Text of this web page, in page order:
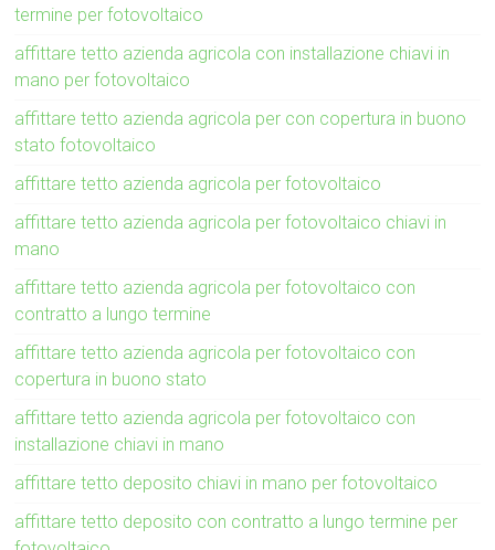
termine per fotovoltaico
affittare tetto azienda agricola con installazione chiavi in
mano per fotovoltaico
affittare tetto azienda agricola per con copertura in buono
stato fotovoltaico
affittare tetto azienda agricola per fotovoltaico
affittare tetto azienda agricola per fotovoltaico chiavi in
mano
affittare tetto azienda agricola per fotovoltaico con
contratto a lungo termine
affittare tetto azienda agricola per fotovoltaico con
copertura in buono stato
affittare tetto azienda agricola per fotovoltaico con
installazione chiavi in mano
affittare tetto deposito chiavi in mano per fotovoltaico
affittare tetto deposito con contratto a lungo termine per